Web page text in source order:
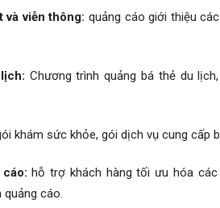
và viễn thông: quảng cáo giới thiệu
Chương trình quảng bá thẻ du
khám sức khỏe, gói dịch vụ cung cấp
hỗ trợ khách hàng tối ưu hóa
quảng cáo.